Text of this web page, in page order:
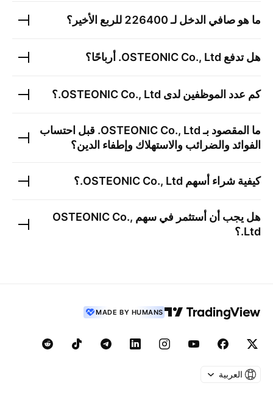
ما هو صافي الدخل لـ226400 للربع الأخير؟
هل تدفع OSTEONIC Co., Ltd. أرباحًا؟
كم عدد الموظفين لدى OSTEONIC Co., Ltd. ؟
ما المقصود بـOSTEONIC Co., Ltd. قبل احتساب
الفوائد والضرائب والاستهلاك وإطفاء الدين؟
كيفية شراء أسهم OSTEONIC Co., Ltd. ؟
هل يجب أن أستثمر في سهم OSTEONIC Co.,
Ltd. ؟
MADE BY HUMANS
العربية